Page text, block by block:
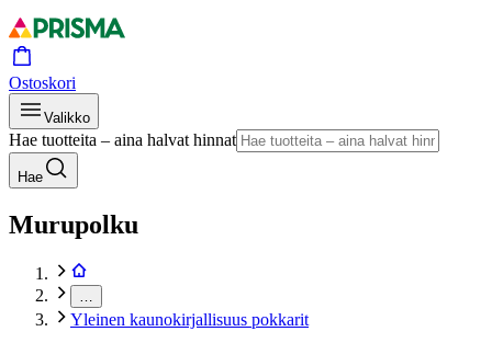
Ostoskori
Valikko
Hae tuotteita – aina halvat hinnat
Hae
Murupolku
Yleinen kaunokirjallisuus pokkarit